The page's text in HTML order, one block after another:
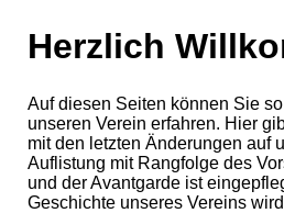
Herzlich
Auf diesen Seiten können Sie
unseren Verein erfahren. Hier
mit den letzten Änderungen auf
Auflistung mit Rangfolge des
und der Avantgarde ist
Geschichte unseres Vereins